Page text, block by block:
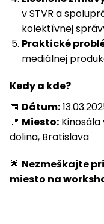
v STVR a
kolektívnej
Praktické
mediálnej
Kedy a kde?
📅 Dátum:
📍 Miesto: Kinosála
dolina, Bratislava
🌟 Nezmeškajte
miesto na